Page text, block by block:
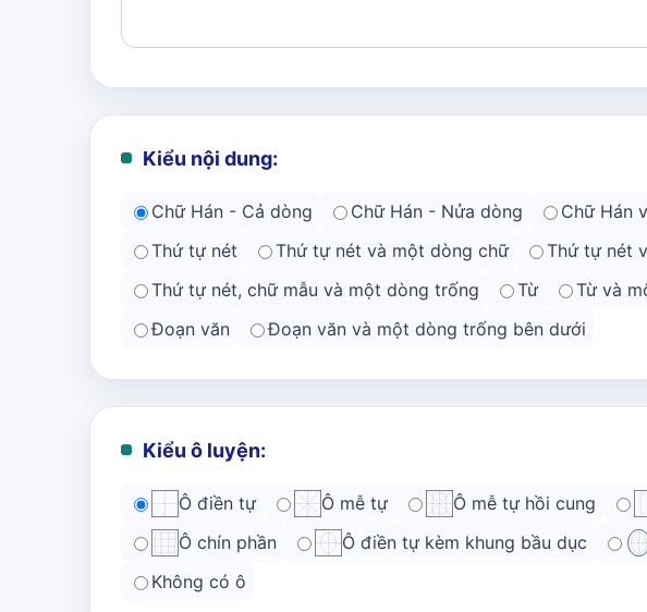
Kiểu nội dung:
Chữ Hán - Cả dòng Chữ Hán - Nửa dòng
Chữ Hán
Thứ tự nét
Thứ tự nét và một dòng chữ
Thứ tự nét
Thứ tự nét, chữ mẫu và một dòng trống
Từ Từ và
Đoạn văn
Đoạn văn và một dòng trống bên dưới
Kiểu ô luyện:
Ô điền tự Ô mễ tự Ô mễ tự hồi cung
Ô chín phần
Ô điền tự kèm khung bầu dục
Không có ô